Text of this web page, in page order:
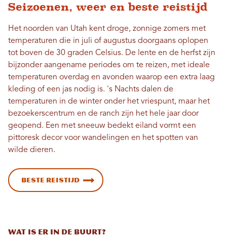
Seizoenen, weer en beste reistijd
Het noorden van Utah kent droge, zonnige zomers met
temperaturen die in juli of augustus doorgaans oplopen
tot boven de 30 graden Celsius. De lente en de herfst zijn
bijzonder aangename periodes om te reizen, met ideale
temperaturen overdag en avonden waarop een extra laag
kleding of een jas nodig is. 's Nachts dalen de
temperaturen in de winter onder het vriespunt, maar het
bezoekerscentrum en de ranch zijn het hele jaar door
geopend. Een met sneeuw bedekt eiland vormt een
pittoresk decor voor wandelingen en het spotten van
wilde dieren.
Beste reistijd
Wat is er in de buurt?